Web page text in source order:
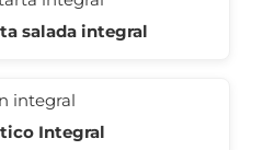
salada integral
Integral